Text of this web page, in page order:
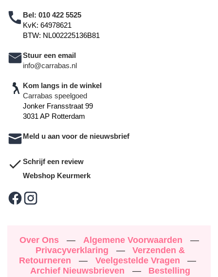
Bel: 010 422 5525
KvK: 64978621
BTW: NL002225136B81
Stuur een email
info@carrabas.nl
Kom langs in de winkel
Carrabas speelgoed
Jonker Fransstraat 99
3031 AP Rotterdam
Meld u aan voor de nieuwsbrief
Schrijf een review
Webshop Keurmerk
Over Ons — Algemene Voorwaarden
—
Privacyverklaring
—
Verzenden &
Retourneren
— Veelgestelde Vragen
—
Archief Nieuwsbrieven
—
Bestelling